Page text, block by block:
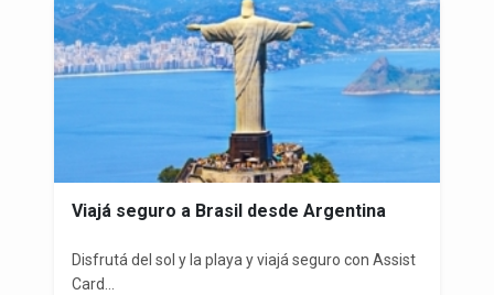
Viajá seguro a Brasil desde Argentina
Disfrutá del sol y la playa y viajá seguro con Assist
Card...